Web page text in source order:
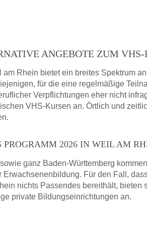
ANGEBOTE ZUM VHS-
Rhein bietet ein breites Spektrum
für die eine regelmäßige
Verpflichtungen eher nicht
VHS-Kursen an. Örtlich und
2026 IN WEIL AM
ganz Baden-Württemberg
Für den Fall,
nichts Passendes bereithält, bieten
private Bildungseinrichtungen an.